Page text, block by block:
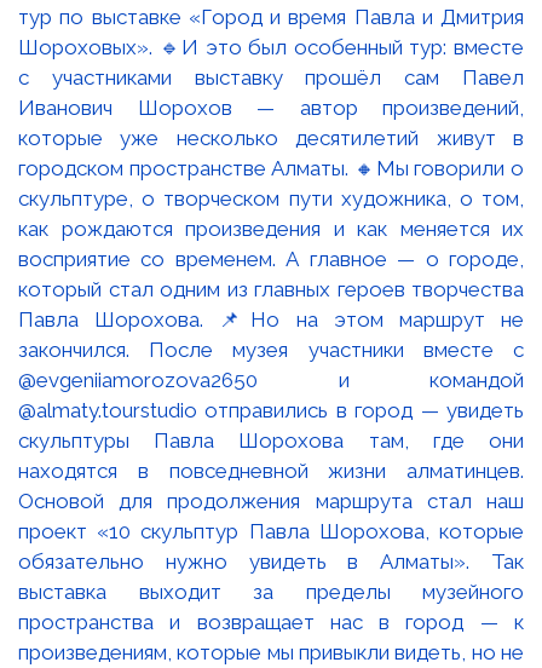
тур по выставке «Город и время Павла и Дмитрия
Шороховых». 🔹И это был особенный тур: вместе
с участниками выставку прошёл сам Павел
Иванович Шорохов — автор произведений,
которые уже несколько десятилетий живут в
городском пространстве Алматы. 🔸Мы говорили о
скульптуре, о творческом пути художника, о том,
как рождаются произведения и как меняется их
восприятие со временем. А главное — о городе,
который стал одним из главных героев творчества
Павла Шорохова. 📌Но на этом маршрут не
закончился. После музея участники вместе с
@evgeniiamorozova2650 и командой
@almaty.tourstudio отправились в город — увидеть
скульптуры Павла Шорохова там, где они
находятся в повседневной жизни алматинцев.
Основой для продолжения маршрута стал наш
проект «10 скульптур Павла Шорохова, которые
обязательно нужно увидеть в Алматы». Так
выставка выходит за пределы музейного
пространства и возвращает нас в город — к
произведениям, которые мы привыкли видеть, но не